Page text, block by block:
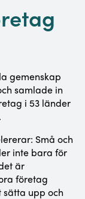
gemenskap
samlade in
i 53 länder
Små och
inte bara för
är
företag
sätta upp och